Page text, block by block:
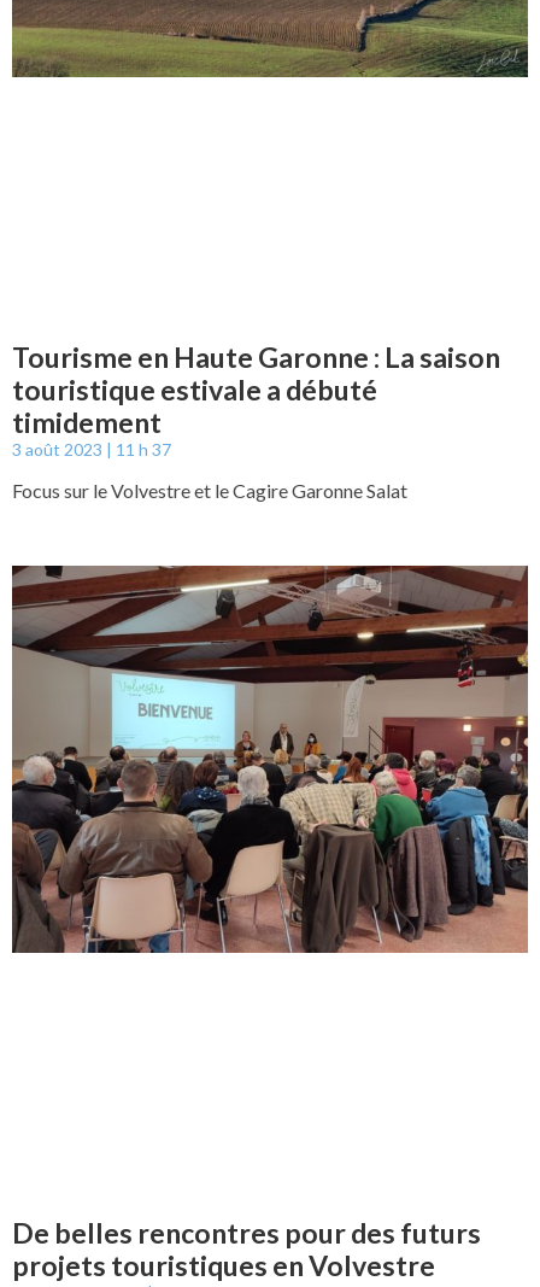
Tourisme en Haute Garonne : La saison
touristique estivale a débuté
timidement
3 août 2023 11 h 37
Focus sur le Volvestre et le Cagire Garonne Salat
De belles rencontres pour des futurs
projets touristiques en Volvestre